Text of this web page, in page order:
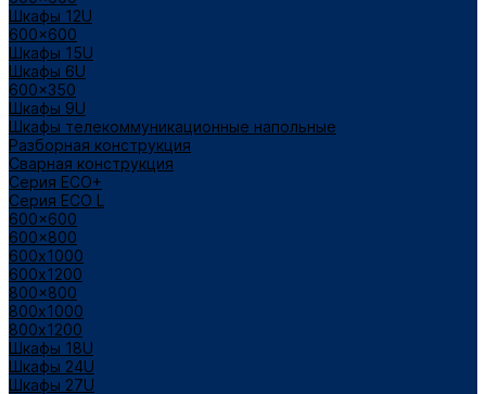
Шкафы 12U
600x600
Шкафы 15U
Шкафы 6U
600x350
Шкафы 9U
Шкафы телекоммуникационные напольные
Разборная конструкция
Сварная конструкция
Серия ECO+
Серия ECO L
600x600
600x800
600х1000
600х1200
800x800
800х1000
800х1200
Шкафы 18U
Шкафы 24U
Шкафы 27U